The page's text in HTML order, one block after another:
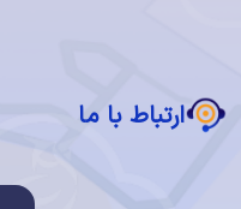
قوانین و مقررات استفاده از
قانون تجارت الکترونیک
ارتباط با ما